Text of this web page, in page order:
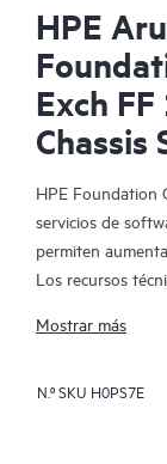
HPE
Exch
Chassis
HPE Foundation
servicios de
permiten
Los recursos
software de tus
La sustitución de
Mostrar más
N.º SKU H0PS7E